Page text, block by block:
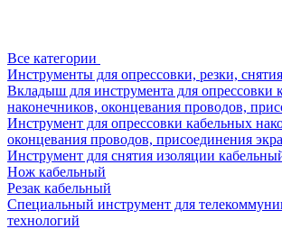
Все категории
Инструменты для опрессовки, резки,
Вкладыш для инструмента для опрессовки
наконечников, оконцевания проводов,
Инструмент для опрессовки кабельных
оконцевания проводов, присоединения
Инструмент для снятия изоляции
Нож кабельный
Резак кабельный
Специальный инструмент для
технологий